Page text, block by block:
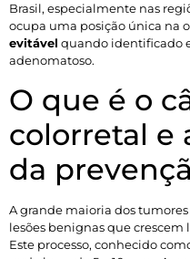
Brasil, especialmente nas
ocupa uma posição única na
evitável quando identificado
adenomatoso.
O que é o
colorretal e
da
A grande maioria dos
lesões benignas que
Este processo, conhecido